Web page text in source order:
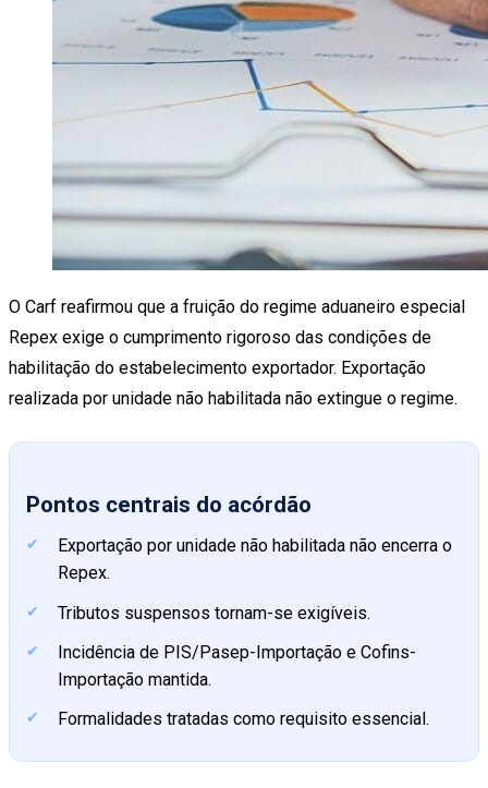
O Carf reafirmou que a fruição do regime aduaneiro especial
Repex exige o cumprimento rigoroso das condições de
habilitação do estabelecimento exportador. Exportação
realizada por unidade não habilitada não extingue o regime.
Pontos centrais do acórdão
Exportação por unidade não habilitada não encerra o
Repex.
Tributos suspensos tornam-se exigíveis.
Incidência de PIS/Pasep-Importação e Cofins-
Importação mantida.
Formalidades tratadas como requisito essencial.